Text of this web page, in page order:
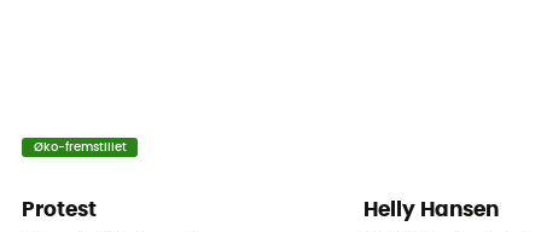
Syntetisk isolering
Materialer
Øko-fremstillet
Protest Helly Hansen